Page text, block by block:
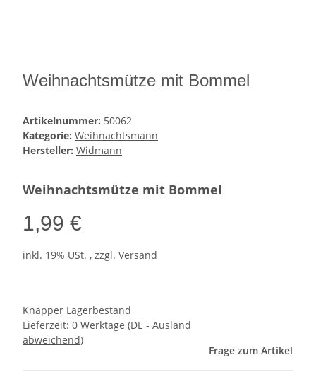
Weihnachtsmütze mit Bommel
Artikelnummer: 50062
Kategorie: Weihnachtsmann
Hersteller: Widmann
Weihnachtsmütze mit Bommel
1,99 €
inkl. 19% USt. , zzgl. Versand
Knapper Lagerbestand
Lieferzeit: 0 Werktage (DE - Ausland
abweichend)
Frage zum Artikel